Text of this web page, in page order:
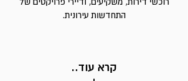
התחדשות עירונית.
קרא עוד..